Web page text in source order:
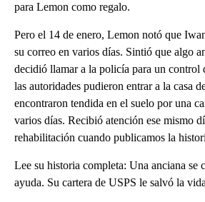
para Lemon como regalo.
Pero el 14 de enero, Lemon notó que
su correo en varios días. Sintió que algo
decidió llamar a la policía para un control
las autoridades pudieron entrar a la casa
encontraron tendida en el suelo por una
varios días. Recibió atención ese mismo
rehabilitación cuando publicamos la
Lee su historia completa: Una anciana se
ayuda. Su cartera de USPS le salvó la vida